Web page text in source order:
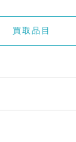
買取品目